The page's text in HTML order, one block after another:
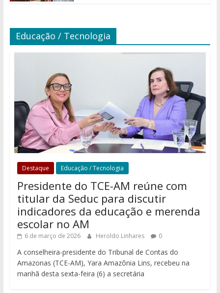
Educação / Tecnologia
Destaque Educação / Tecnologia
Presidente do TCE-AM reúne com
titular da Seduc para discutir
indicadores da educação e merenda
escolar no AM
6 de março de 2026 Heroldo Linhares 0
A conselheira-presidente do Tribunal de Contas do
Amazonas (TCE-AM), Yara Amazônia Lins, recebeu na
manhã desta sexta-feira (6) a secretária